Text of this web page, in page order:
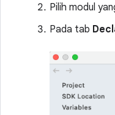
Pilih modul
Pada tab